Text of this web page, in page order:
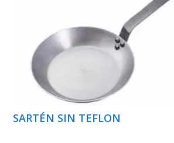
SARTÉN SIN TEFLON